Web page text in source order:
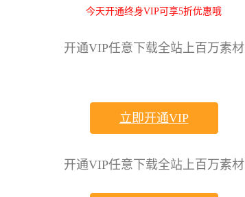
今天开通终身VIP可享5折优惠哦
开通VIP任意下载全站上百万素材
立即开通VIP
开通VIP任意下载全站上百万素材